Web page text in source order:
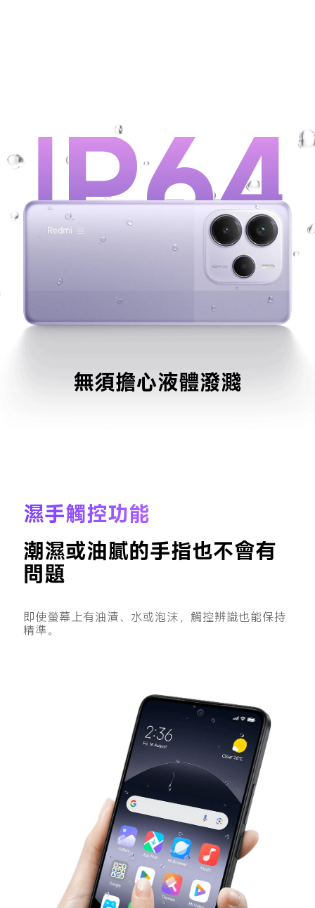
IP64
無須擔心液體潑濺
濕手觸控功能
潮濕或油膩的手指也不會有
問題
即使螢幕上有油漬、水或泡沫，觸控辨識也能保持
精準。